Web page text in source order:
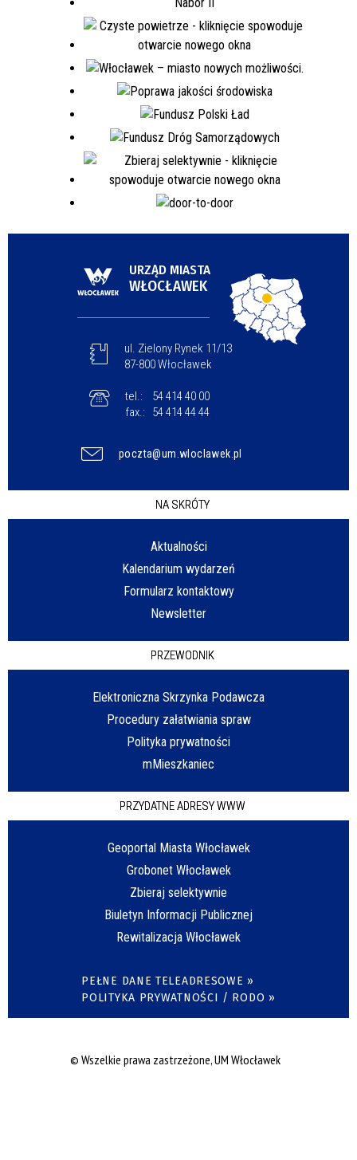
URZĄD MIASTA
WŁOCŁAWEK
ul. Zielony Rynek 11/13
87-800 Włocławek
tel.:
54 414 40 00
fax.:
54 414 44 44
poczta@um.wloclawek.pl
NA SKRÓTY
Aktualności
Kalendarium wydarzeń
Formularz kontaktowy
Newsletter
PRZEWODNIK
Elektroniczna Skrzynka Podawcza
Procedury załatwiania spraw
Polityka prywatności
mMieszkaniec
PRZYDATNE ADRESY WWW
Geoportal Miasta Włocławek
Grobonet Włocławek
Zbieraj selektywnie
Biuletyn Informacji Publicznej
Rewitalizacja Włocławek
PEŁNE DANE TELEADRESOWE »
POLITYKA PRYWATNOŚCI / RODO »
© Wszelkie prawa zastrzeżone, UM Włocławek